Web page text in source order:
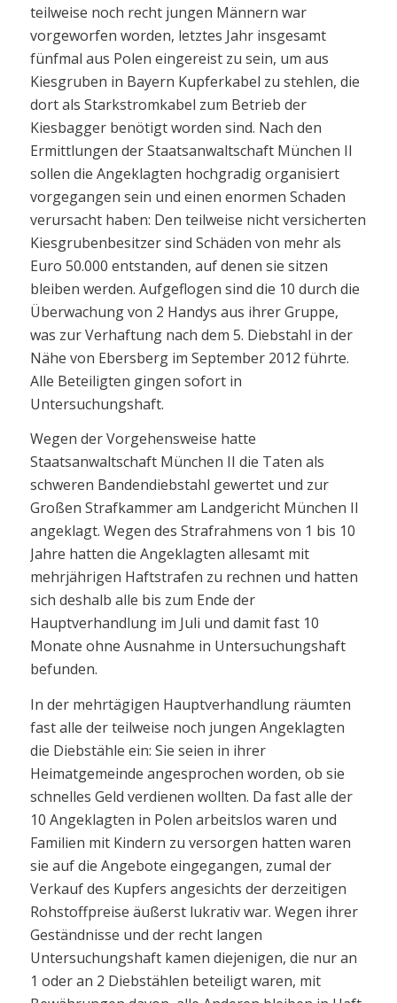
teilweise noch recht jungen Männern war
vorgeworfen worden, letztes Jahr insgesamt
fünfmal aus Polen eingereist zu sein, um aus
Kiesgruben in Bayern Kupferkabel zu stehlen, die
dort als Starkstromkabel zum Betrieb der
Kiesbagger benötigt worden sind. Nach den
Ermittlungen der Staatsanwaltschaft München II
sollen die Angeklagten hochgradig organisiert
vorgegangen sein und einen enormen Schaden
verursacht haben: Den teilweise nicht versicherten
Kiesgrubenbesitzer sind Schäden von mehr als
Euro 50.000 entstanden, auf denen sie sitzen
bleiben werden. Aufgeflogen sind die 10 durch die
Überwachung von 2 Handys aus ihrer Gruppe,
was zur Verhaftung nach dem 5. Diebstahl in der
Nähe von Ebersberg im September 2012 führte.
Alle Beteiligten gingen sofort in
Untersuchungshaft.
Wegen der Vorgehensweise hatte
Staatsanwaltschaft München II die Taten als
schweren Bandendiebstahl gewertet und zur
Großen Strafkammer am Landgericht München II
angeklagt. Wegen des Strafrahmens von 1 bis 10
Jahre hatten die Angeklagten allesamt mit
mehrjährigen Haftstrafen zu rechnen und hatten
sich deshalb alle bis zum Ende der
Hauptverhandlung im Juli und damit fast 10
Monate ohne Ausnahme in Untersuchungshaft
befunden.
In der mehrtägigen Hauptverhandlung räumten
fast alle der teilweise noch jungen Angeklagten
die Diebstähle ein: Sie seien in ihrer
Heimatgemeinde angesprochen worden, ob sie
schnelles Geld verdienen wollten. Da fast alle der
10 Angeklagten in Polen arbeitslos waren und
Familien mit Kindern zu versorgen hatten waren
sie auf die Angebote eingegangen, zumal der
Verkauf des Kupfers angesichts der derzeitigen
Rohstoffpreise äußerst lukrativ war. Wegen ihrer
Geständnisse und der recht langen
Untersuchungshaft kamen diejenigen, die nur an
1 oder an 2 Diebstählen beteiligt waren, mit